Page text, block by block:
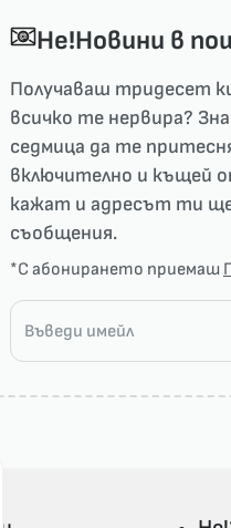
He!Новини в
Получаваш тридесет
всичко те нервира?
седмица да те
включително и къщей
кажат и адресът ти
съобщения.
*С абонирането приемаш